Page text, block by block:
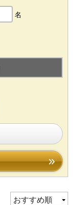
名